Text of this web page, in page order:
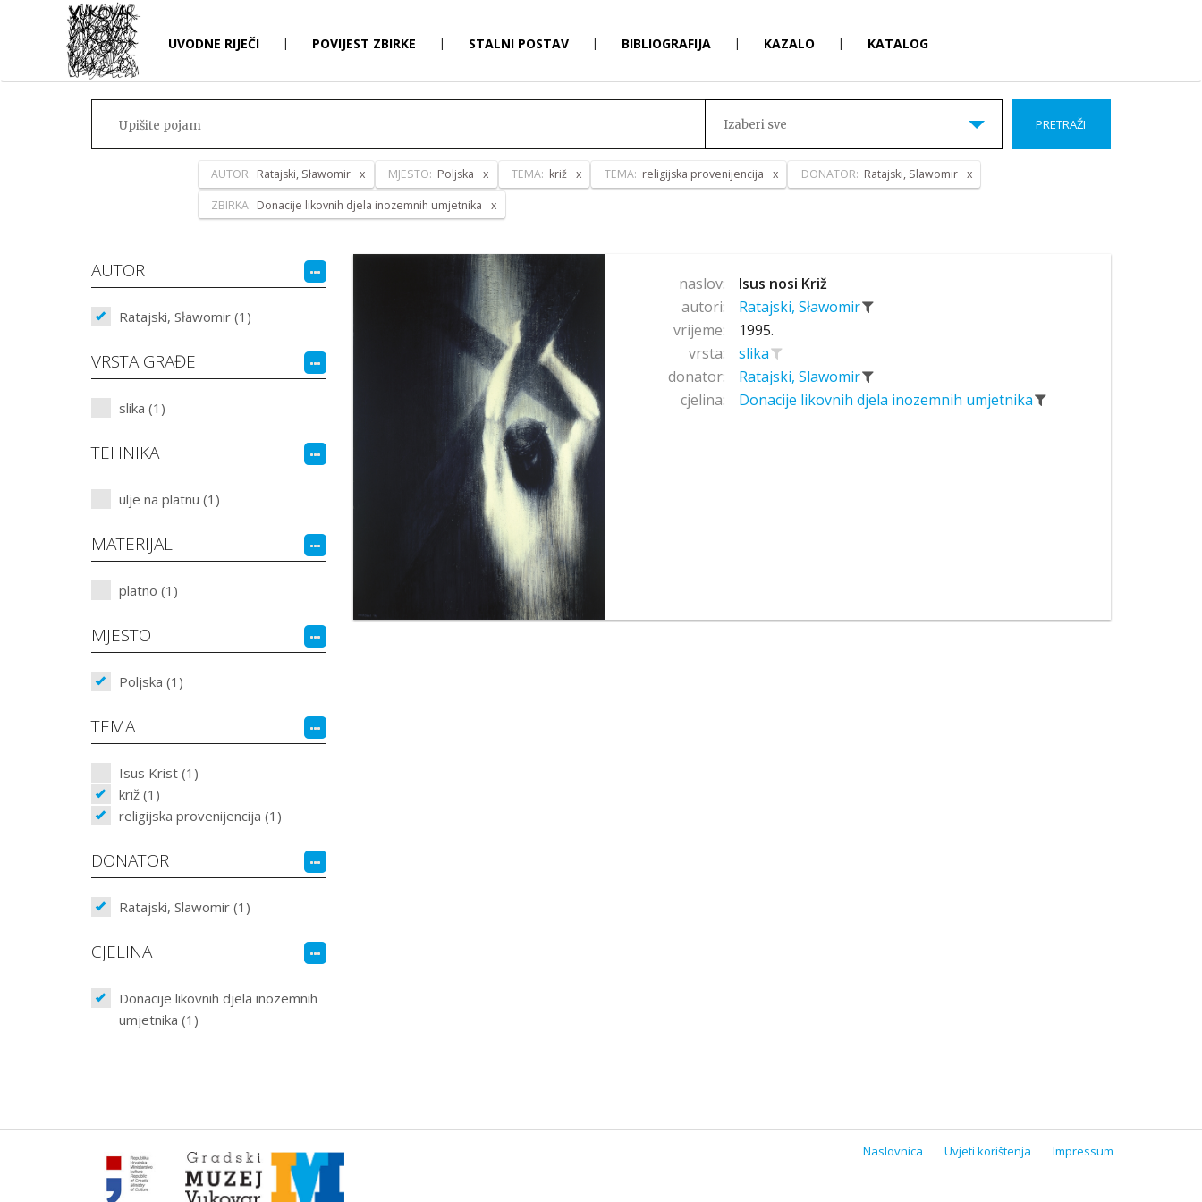
UVODNE RIJEČI | POVIJEST ZBIRKE | STALNI POSTAV | BIBLIOGRAFIJA | KAZALO | KATALOG
Izaberi sve PRETRAŽI
AUTOR: Ratajski, Sławomir MJESTO: Poljska TEMA: križ TEMA: religijska provenijencija DONATOR: Ratajski, Slawomir
ZBIRKA: Donacije likovnih djela inozemnih umjetnika
AUTOR
Ratajski, Sławomir (1)
VRSTA GRAĐE
slika (1)
TEHNIKA
ulje na platnu (1)
MATERIJAL
platno (1)
MJESTO
Poljska (1)
TEMA
Isus Krist (1)
križ (1)
religijska provenijencija (1)
DONATOR
Ratajski, Slawomir (1)
CJELINA
Donacije likovnih djela inozemnih
umjetnika (1)
naslov:
Isus nosi Križ
autori:
Ratajski, Sławomir
vrijeme:
1995.
vrsta:
slika
donator:
Ratajski, Slawomir
cjelina:
Donacije likovnih djela inozemnih umjetnika
Naslovnica Uvjeti korištenja Impressum